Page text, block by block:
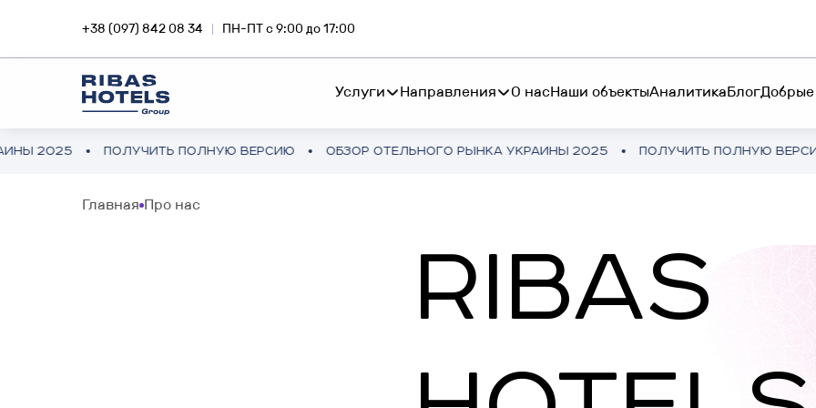
+38 (097) 842 08 34 ПН-ПТ с 9:00 до 17:00
Услуги
RIBAS HOTEL ACADEMY
Направления
недвижимость
КНИГА "БОЛЬШЕ
О насНаши объектыАналитикаБлогДобрые
ПОЛУЧИТЬ ПОЛНУЮ ВЕРСИЮ ОБЗОР ОТЕЛЬНОГО РЫНКА УКРАИНЫ 2025 ПОЛУЧИТЬ ПОЛНУЮ ВЕРСИЮ
Главная Про нас
RIBAS